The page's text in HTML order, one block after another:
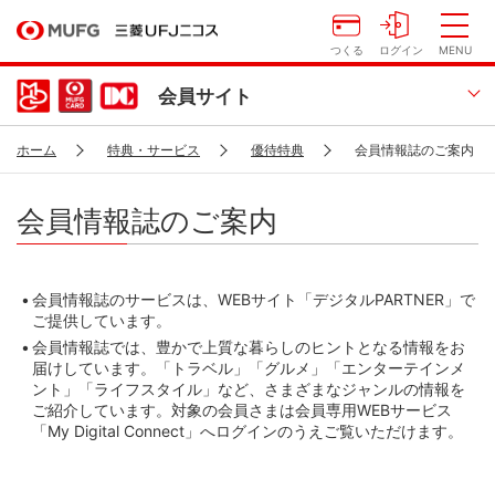
つくる ログイン MENU
会員サイト
ホーム 特典・サービス 優待特典 会員情報誌のご案内
会員情報誌のご案内
会員情報誌のサービスは、WEBサイト「デジタルPARTNER」で
ご提供しています。
会員情報誌では、豊かで上質な暮らしのヒントとなる情報をお
届けしています。「トラベル」「グルメ」「エンターテインメ
ント」「ライフスタイル」など、さまざまなジャンルの情報を
ご紹介しています。対象の会員さまは会員専用WEBサービス
「My Digital Connect」へログインのうえご覧いただけます。